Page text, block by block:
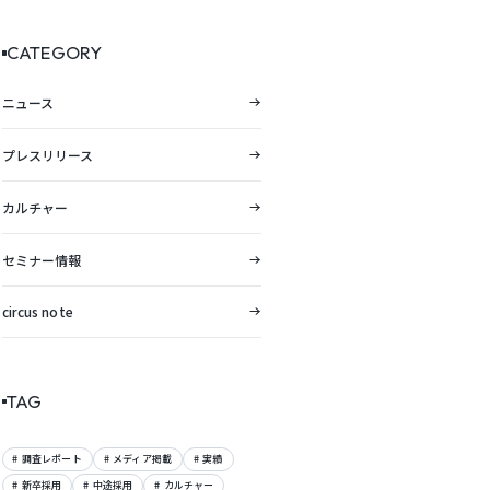
CATEGORY
ニュース
プレスリリース
カルチャー
セミナー情報
circus note
TAG
調査レポート メディア掲載
実績
新卒採用
中途採用 カルチャー